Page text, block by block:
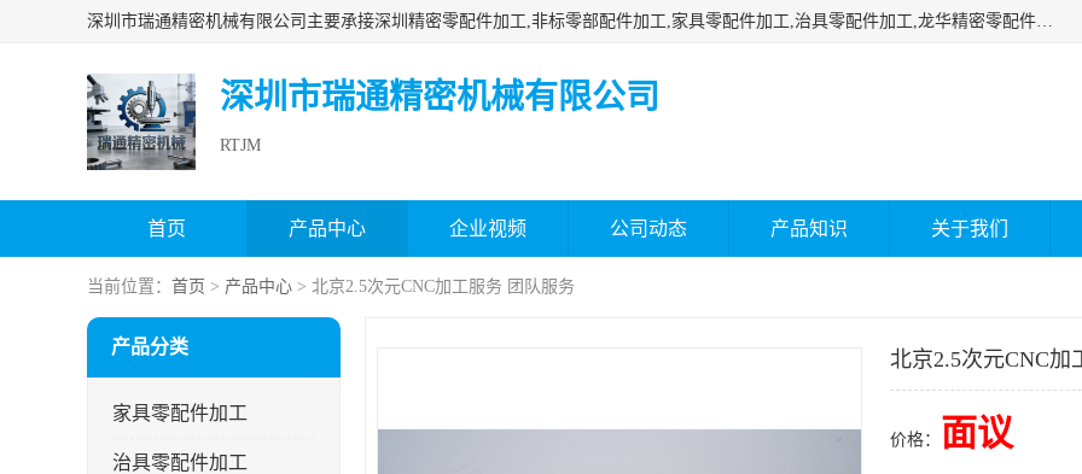
深圳市瑞通精密机械有限公司主要承接深圳精密零配件加工,非标零部配件加工,家具零配件加工,治具零配件加工,龙华精密零配件加工等各种各种精密机械加工，欢迎来来电咨询！
深圳市瑞通精密机械有限公司
RTJM
首页 产品中心 企业视频 公司动态 产品知识 关于我们
当前位置： 首页 > 产品中心 > 北京2.5次元CNC加工服务 团队服务
产品分类
家具零配件加工
治具零配件加工
北京2.5次元CNC加
价格： 面议